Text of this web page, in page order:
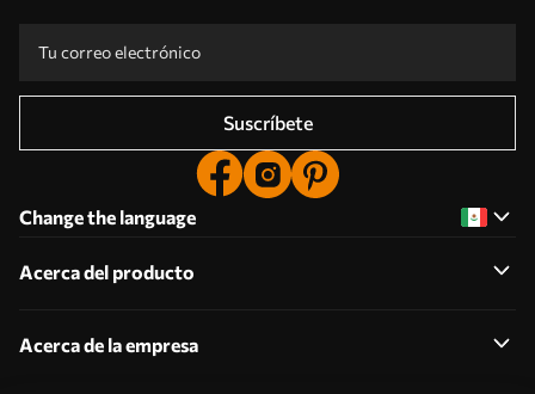
Suscríbete
Change the language
Acerca del producto
Acerca de la empresa